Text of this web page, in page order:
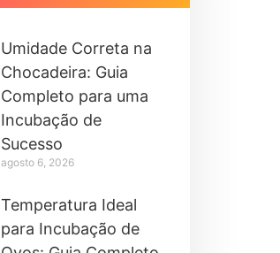
Umidade Correta na
Chocadeira: Guia
Completo para uma
Incubação de
Sucesso
agosto 6, 2026
Temperatura Ideal
para Incubação de